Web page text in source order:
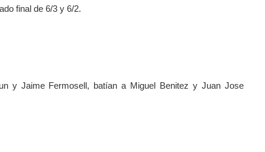
final de 6/3 y 6/2.
y Jaime Fermosell, batían a Miguel Benitez y Juan Jose